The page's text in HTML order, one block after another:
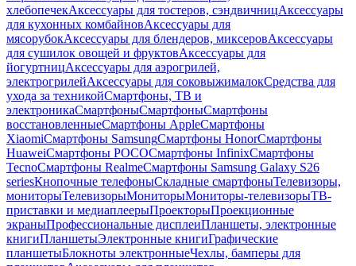
хлебопечекАксессуары для тостеров, сэндвичницАксессуары
для кухонных комбайновАксессуары для
мясорубокАксессуары для блендеров, миксеровАксессуары
для сушилок овощей и фруктовАксессуары для
йогуртницАксессуары для аэрогрилей,
электрогрилейАксессуары для соковыжималокСредства для
ухода за техникойСмартфоны, ТВ и
электроникаСмартфоныСмартфоныСмартфоны
восстановленныеСмартфоны AppleСмартфоны
XiaomiСмартфоны SamsungСмартфоны HonorСмартфоны
HuaweiСмартфоны POCOСмартфоны InfinixСмартфоны
TecnoСмартфоны RealmeСмартфоны Samsung Galaxy S26
seriesКнопочные телефоныСкладные смартфоныТелевизоры,
мониторыТелевизорыМониторыМониторы-телевизорыТВ-
приставки и медиаплеерыПроекторыПроекционные
экраныПрофессиональные дисплеиПланшеты, электронные
книгиПланшетыЭлектронные книгиГрафические
планшетыБлокноты электронныеЧехлы, бамперы для